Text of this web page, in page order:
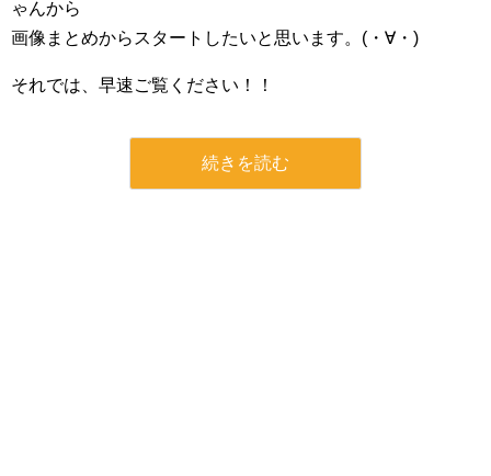
ゃんから
画像まとめからスタートしたいと思います。(・∀・)
それでは、早速ご覧ください！！
続きを読む